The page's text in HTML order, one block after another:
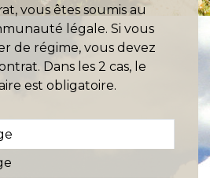
vous êtes soumis au
légale. Si vous
de régime, vous devez
Dans les 2 cas, le
est obligatoire.